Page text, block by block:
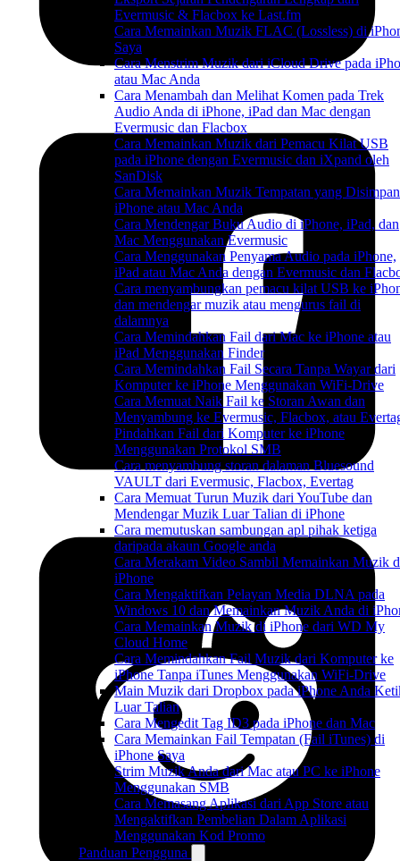
Evermusic & Flacbox ke Last.fm
Cara Memainkan Muzik FLAC (Lossless) di
Saya
Cara Menstrim Muzik dari iCloud Drive pada
atau Mac Anda
Cara Menambah dan Melihat Komen pada Trek
Audio Anda di iPhone, iPad dan Mac dengan
Evermusic dan Flacbox
Cara Memainkan Muzik dari Pemacu Kilat USB
pada iPhone dengan Evermusic dan iXpand oleh
SanDisk
Cara Memainkan Muzik Tempatan yang
iPhone atau Mac Anda
Cara Mendengar Buku Audio di iPhone, iPad, dan
Mac Menggunakan Evermusic
Cara Menggunakan Penyama Audio pada iPhone,
iPad atau Mac Anda dengan Evermusic dan
Cara menyambungkan pemacu kilat USB ke
dan mendengar muzik atau mengurus fail di
dalamnya
Cara Memindahkan Fail dari Mac ke iPhone atau
iPad Menggunakan Finder
Cara Memindahkan Fail Secara Tanpa Wayar dari
Komputer ke iPhone Menggunakan WiFi-Drive
Cara Memuat Naik Fail ke Storan Awan dan
Menyambung ke Evermusic, Flacbox, atau
Pindahkan Fail dari Komputer ke iPhone
Menggunakan Protokol SMB
Cara menyambung storan dalaman Bluesound
VAULT dari Evermusic, Flacbox, Evertag
Cara Memuat Turun Muzik dari YouTube dan
Mendengar Muzik Luar Talian di iPhone
Cara memutuskan sambungan apl pihak ketiga
daripada akaun Google anda
Cara Merakam Video Sambil Memainkan Muzik
iPhone
Cara Mengaktifkan Pelayan Media DLNA pada
Windows 10 dan Memainkan Muzik Anda di
Cara Memainkan Muzik di iPhone dari WD My
Cloud Home
Cara Memindahkan Fail Muzik dari Komputer ke
iPhone Tanpa iTunes Menggunakan WiFi-Drive
Main Muzik dari Dropbox pada iPhone Anda
Luar Talian
Cara Mengedit Tag ID3 pada iPhone dan Mac
Cara Memainkan Fail Tempatan (Fail iTunes) di
iPhone Saya
Strim Muzik Anda dari Mac atau PC ke iPhone
Menggunakan SMB
Cara Memasang Aplikasi dari App Store atau
Mengaktifkan Pembelian Dalam Aplikasi
Menggunakan Kod Promo
Panduan Pengguna